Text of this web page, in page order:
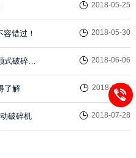
2018-05-25
错过！ 2018-05-30
世界环境日，红星1300tph移动式颚式破碎机是行动者 2018-06-06
了解 2018-06-11
破碎机 2018-07-28